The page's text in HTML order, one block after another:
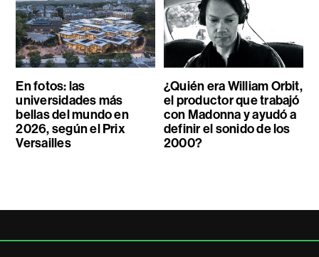
En fotos: las
universidades más
bellas del mundo en
2026, según el Prix
Versailles
¿Quién era William Orbit,
el productor que trabajó
con Madonna y ayudó a
definir el sonido de los
2000?